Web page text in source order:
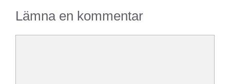
Lämna en kommentar